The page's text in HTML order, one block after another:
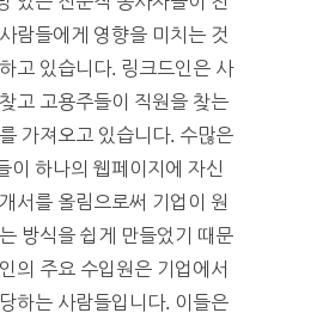
람들에게 영향을 미치는 것
고 있습니다. 링크드인은 사
고 고용주들이 직원을 찾는
가져오고 있습니다. 수많은
이 하나의 웹페이지에 자신
서를 올림으로써 기업이 원
방식을 쉽게 만들었기 때문
의 주요 수입원은 기업에서
하는 사람들입니다. 이들은